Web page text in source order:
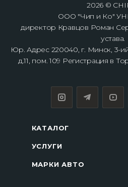
2026 ©
ООО "Чип и Ко"
директор Кравцов Роман
устава.
Юр. Адрес 220040, г. Минск, 3-
д.11, пом. 109 Регистрация в
КАТАЛОГ
УСЛУГИ
МАРКИ АВТО